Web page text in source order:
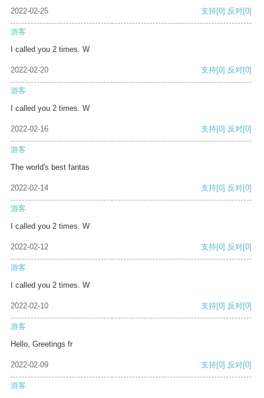
2022-02-25 支持[0] 反对[0]
游客
I called you 2 times. W
2022-02-20 支持[0] 反对[0]
游客
I called you 2 times. W
2022-02-16 支持[0] 反对[0]
游客
The world's best fantas
2022-02-14 支持[0] 反对[0]
游客
I called you 2 times. W
2022-02-12 支持[0] 反对[0]
游客
I called you 2 times. W
2022-02-10 支持[0] 反对[0]
游客
Hello, Greetings fr
2022-02-09 支持[0] 反对[0]
游客